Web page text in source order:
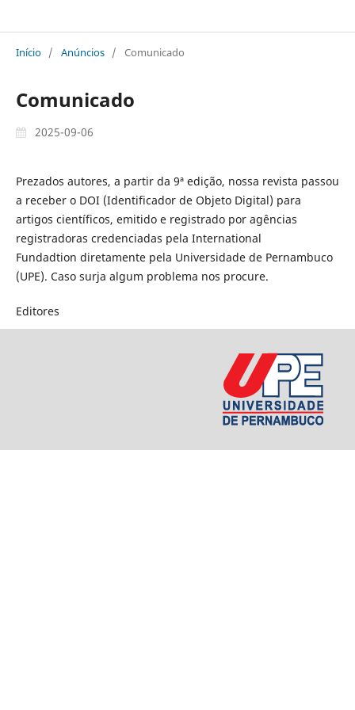
Início / Anúncios / Comunicado
Comunicado
2025-09-06
Prezados autores, a partir da 9ª edição, nossa revista passou
a receber o DOI (Identificador de Objeto Digital) para
artigos científicos, emitido e registrado por agências
registradoras credenciadas pela International
Fundadtion diretamente pela Universidade de Pernambuco
(UPE). Caso surja algum problema nos procure.
Editores